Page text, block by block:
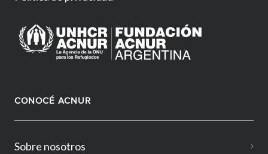
CONOCÉ ACNUR
Sobre nosotros